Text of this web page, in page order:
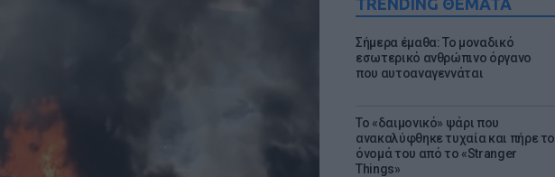
TRENDING ΘΕΜΑΤΑ
Σήμερα έμαθα: Το μοναδικό
εσωτερικό ανθρώπινο όργανο
που αυτοαναγεννάται
Το «δαιμονικό» ψάρι που
ανακαλύφθηκε τυχαία και πήρε το
όνομά του από το «Stranger
Things»